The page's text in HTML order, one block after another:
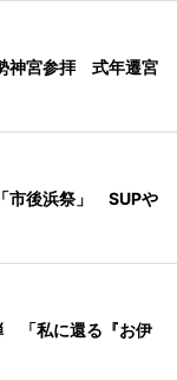
神宮参拝 式年遷宮
市後浜祭」 SUPや
「私に還る『お伊